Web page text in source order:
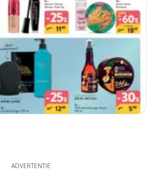
ADVERTENTIE